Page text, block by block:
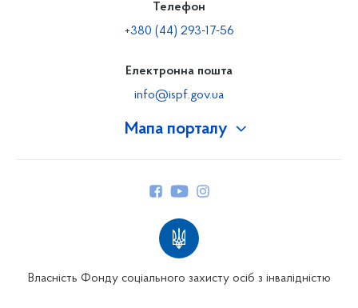
Мапа порталу
Телефон
+380 (44) 293-17-56
Електронна пошта
info@ispf.gov.ua
Власність Фонду соціального захисту осіб з інвалідністю